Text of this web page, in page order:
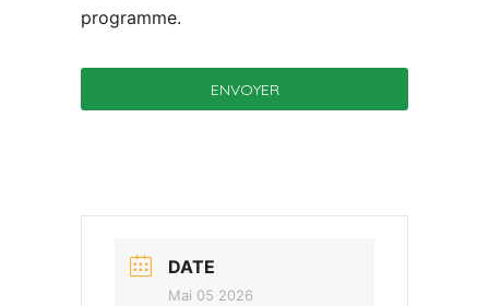
programme.
DATE
Mai 05 2026